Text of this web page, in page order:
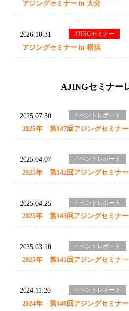
アジングセミナー in 大分
2026.10.31 AJINGセミナー
アジングセミナー in 横浜
AJINGセミナー
2025.07.30 イベントレポート
2025年 第147回アジングセミナ
2025.04.07 イベントレポート
2025年 第142回アジングセミナ
2025.04.25 イベントレポート
2025年 第143回アジングセミナ
2025.03.10 イベントレポート
2025年 第141回アジングセミナ
2024.11.20 イベントレポート
2024年 第140回アジングセミナ